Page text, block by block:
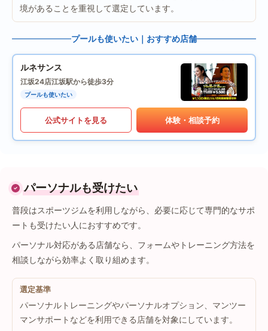
境があることを重視して選定しています。
プールも使いたい｜おすすめ店舗
ルネサンス
江坂24店江坂駅から徒歩3分
プールも使いたい
公式サイトを見る 体験・相談予約
パーソナルも受けたい
普段はスポーツジムを利用しながら、必要に応じて専門的なサポ
ートも受けたい人におすすめです。
パーソナル対応がある店舗なら、フォームやトレーニング方法を
相談しながら効率よく取り組めます。
選定基準
パーソナルトレーニングやパーソナルオプション、マンツー
マンサポートなどを利用できる店舗を対象にしています。